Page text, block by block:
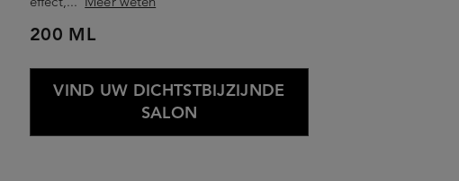
200 ML
VIND UW DICHTSTBIJZIJNDE
SALON